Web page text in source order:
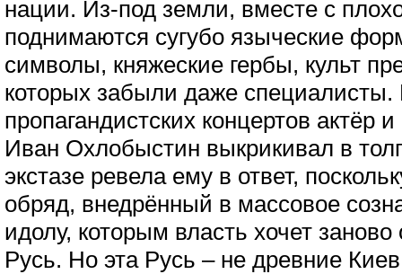
нации. Из-под земли, вместе с
поднимаются сугубо языческие
символы, княжеские гербы, культ
которых забыли даже
пропагандистских концертов
Иван Охлобыстин выкрикивал в
экстазе ревела ему в ответ,
обряд, внедрённый в массовое
идолу, которым власть хочет заново
Русь. Но эта Русь – не древние